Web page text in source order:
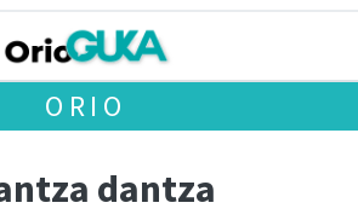
ORIO
dantza